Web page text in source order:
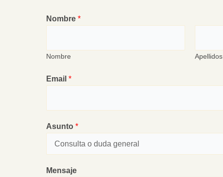
Nombre *
Nombre Apellidos
Email *
Asunto *
Mensaje